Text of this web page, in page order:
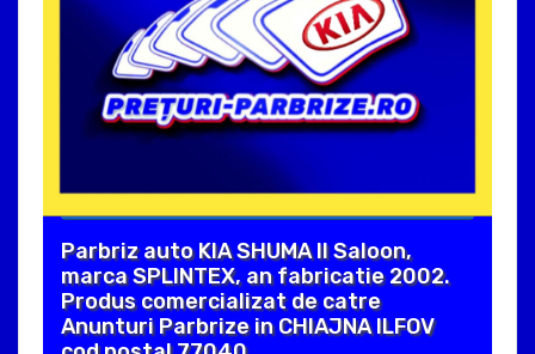
Parbriz auto KIA SHUMA II Saloon,
marca SPLINTEX, an fabricatie 2002.
Produs comercializat de catre
Anunturi Parbrize in CHIAJNA ILFOV